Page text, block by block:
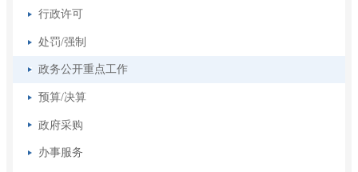
行政许可
处罚/强制
政务公开重点工作
预算/决算
政府采购
办事服务